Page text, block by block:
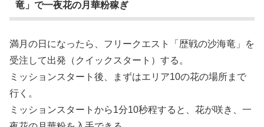
竜」で一夜花の月華粉稼ぎ
満月の日になったら、フリークエスト「歴戦の沙海竜」を
受注して出発（クイックスタート）する。
ミッションスタート後、まずはエリア10の花の場所まで
行く。
ミッションスタートから1分10秒程すると、花が咲き、一